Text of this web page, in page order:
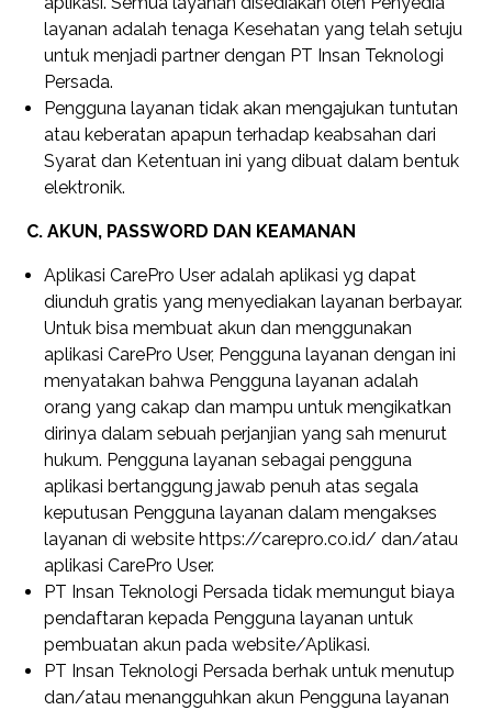
layanan adalah tenaga Kesehatan yang telah setuju
untuk menjadi partner dengan PT Insan Teknologi
Persada.
Pengguna layanan tidak akan mengajukan tuntutan
atau keberatan apapun terhadap keabsahan dari
Syarat dan Ketentuan ini yang dibuat dalam bentuk
elektronik.
C. AKUN, PASSWORD DAN KEAMANAN
Aplikasi CarePro User adalah aplikasi yg dapat
diunduh gratis yang menyediakan layanan berbayar.
Untuk bisa membuat akun dan menggunakan
aplikasi CarePro User, Pengguna layanan dengan ini
menyatakan bahwa Pengguna layanan adalah
orang yang cakap dan mampu untuk mengikatkan
dirinya dalam sebuah perjanjian yang sah menurut
hukum. Pengguna layanan sebagai pengguna
aplikasi bertanggung jawab penuh atas segala
keputusan Pengguna layanan dalam mengakses
layanan di website https://carepro.co.id/ dan/atau
aplikasi CarePro User.
PT Insan Teknologi Persada tidak memungut biaya
pendaftaran kepada Pengguna layanan untuk
pembuatan akun pada website/Aplikasi.
PT Insan Teknologi Persada berhak untuk menutup
dan/atau menangguhkan akun Pengguna layanan